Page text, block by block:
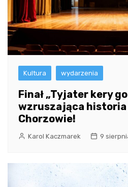
Kultura wydarzenia
Finał „Tyjater kery
wzruszająca historia
Chorzowie!
Karol Kaczmarek 9